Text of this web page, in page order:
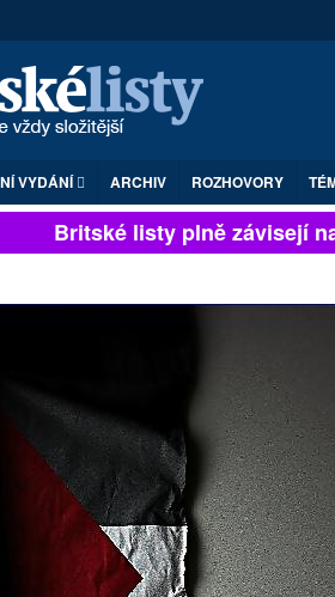
VYDÁNÍ ARCHIV ROZHOVORY
Britské listy plně závisejí na